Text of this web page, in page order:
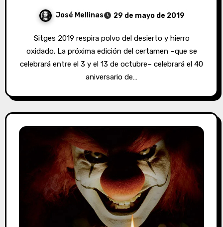
José Mellinas 29 de mayo de 2019
Sitges 2019 respira polvo del desierto y hierro
oxidado. La próxima edición del certamen –que se
celebrará entre el 3 y el 13 de octubre– celebrará el 40
aniversario de…